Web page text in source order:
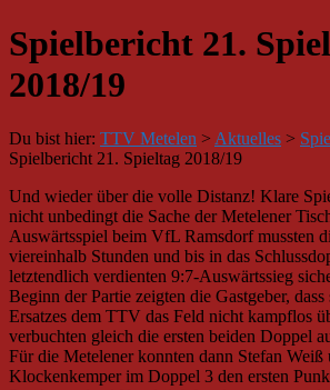
Spielbericht 21.
2018/19
Du bist hier: TTV Metelen > Aktuelles >
Spielbericht 21. Spieltag 2018/19
Und wieder über die volle Distanz! Klare
nicht unbedingt die Sache der Metelener
Auswärtsspiel beim VfL Ramsdorf mussten
viereinhalb Stunden und bis in das
letztendlich verdienten 9:7-Auswärtssieg
Beginn der Partie zeigten die Gastgeber,
Ersatzes dem TTV das Feld nicht kampflos
verbuchten gleich die ersten beiden Doppel
Für die Metelener konnten dann Stefan Weiß
Klockenkemper im Doppel 3 den ersten